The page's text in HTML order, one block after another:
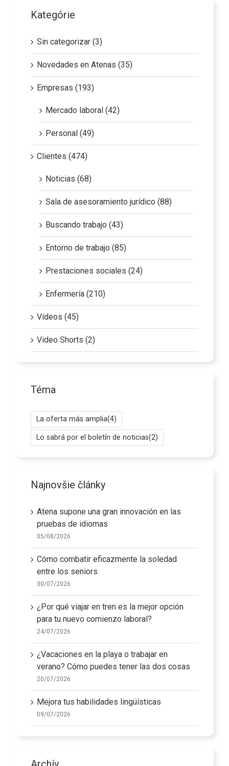
Kategórie
Sin categorizar (3)
Novedades en Atenas (35)
Empresas (193)
Mercado laboral (42)
Personal (49)
Clientes (474)
Noticias (68)
Sala de asesoramiento jurídico (88)
Buscando trabajo (43)
Entorno de trabajo (85)
Prestaciones sociales (24)
Enfermería (210)
Vídeos (45)
Video Shorts (2)
Téma
La oferta más amplia(4)
Lo sabrá por el boletín de noticias(2)
Najnovšie články
Atena supone una gran innovación en las
pruebas de idiomas
05/08/2026
Cómo combatir eficazmente la soledad
entre los seniors
30/07/2026
¿Por qué viajar en tren es la mejor opción
para tu nuevo comienzo laboral?
24/07/2026
¿Vacaciones en la playa o trabajar en
verano? Cómo puedes tener las dos cosas
20/07/2026
Mejora tus habilidades lingüísticas
09/07/2026